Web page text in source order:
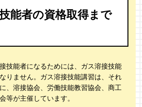
能者の資格取得まで
技能者になるためには、ガス溶接技能
りません。ガス溶接技能講習は、それ
、溶接協会、労働技能教習協会、商工
等が主催しています。